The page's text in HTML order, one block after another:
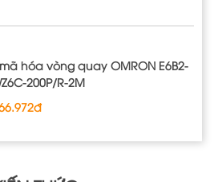
hóa vòng quay OMRON E6B2‐
R‐2M